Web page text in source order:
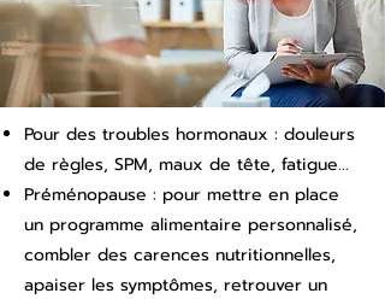
Pour des troubles hormonaux : douleurs
de règles, SPM, maux de tête, fatigue...
Préménopause : pour mettre en place
un programme alimentaire personnalisé,
combler des carences nutritionnelles,
apaiser les symptômes, retrouver un